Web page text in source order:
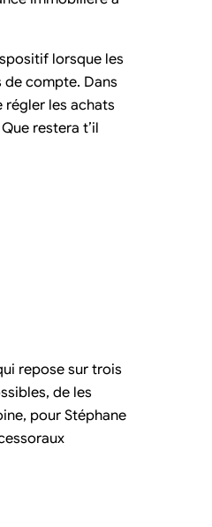
lorsque les
de compte. Dans
régler les achats
restera t’il
repose sur trois
de les
pour Stéphane